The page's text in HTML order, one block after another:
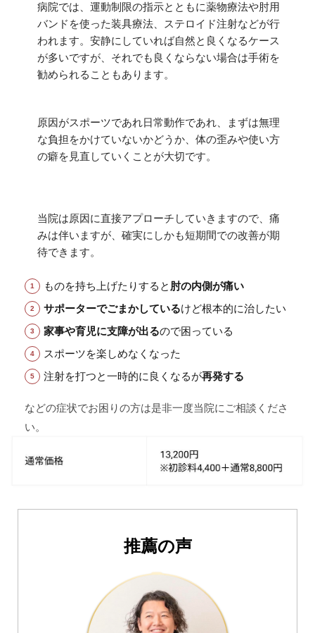
病院では、運動制限の指示とともに薬物療法や肘用
バンドを使った装具療法、ステロイド注射などが行
われます。安静にしていれば自然と良くなるケース
が多いですが、それでも良くならない場合は手術を
勧められることもあります。
原因がスポーツであれ日常動作であれ、まずは無理
な負担をかけていないかどうか、体の歪みや使い方
の癖を見直していくことが大切です。
当院は原因に直接アプローチしていきますので、痛
みは伴いますが、確実にしかも短期間での改善が期
待できます。
ものを持ち上げたりすると 肘の内側が痛い
サポーターでごまかしているけど根本的に治したい
家事や育児に支障が出るので困っている
スポーツを楽しめなくなった
注射を打つと一時的に良くなるが再発する
などの症状でお困りの方は是非一度当院にご相談くださ
い。
推薦の声